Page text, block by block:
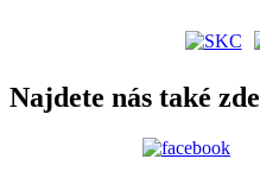
Najdete nás také zde